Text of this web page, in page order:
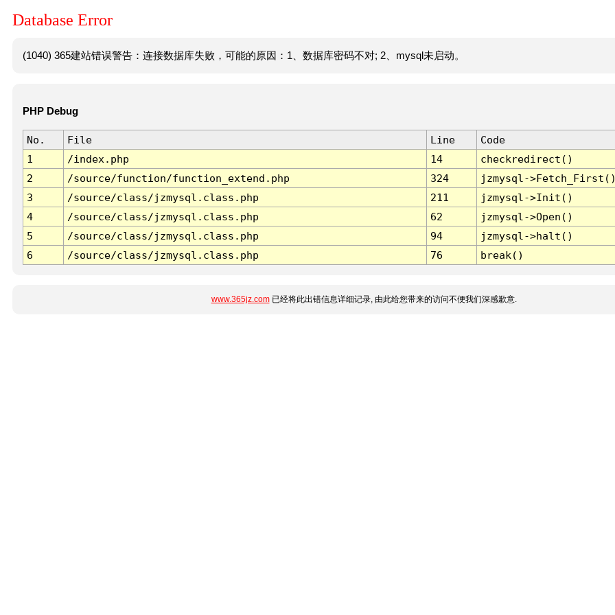
Database Error
(1040) 365建站错误警告：连接数据库失败，可能的原因：1、数据库密码不对; 2、mysql未启动。
PHP Debug
No. File Line
Code
1
/index.php 14
checkredirect()
2
/source/function/function_extend.php 324
jzmysql-
3
/source/class/jzmysql.class.php 211
jzmysql->Init()
4
/source/class/jzmysql.class.php 62
jzmysql->Open()
5
/source/class/jzmysql.class.php 94
jzmysql->halt()
6
/source/class/jzmysql.class.php 76 break()
www.365jz.com已经将此出错信息详细记录, 由此给您带来的访问不便我们深感歉意.